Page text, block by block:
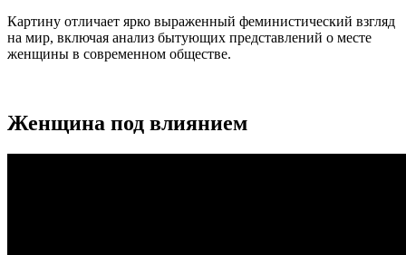
Картину отличает ярко выраженный феминистический взгляд
на мир, включая анализ бытующих представлений о месте
женщины в современном обществе.
Женщина под влиянием